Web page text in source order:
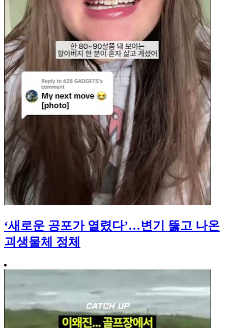
‘새로운 공포가 열렸다’…변기 뚫고 나온
괴생물체 정체